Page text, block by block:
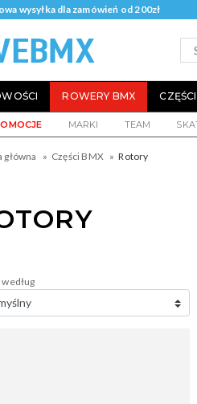
wysyłka dla zamówień od 200zł
ROWERY BMX CZĘŚCI
MARKI TEAM
główna Części BMX Rotory